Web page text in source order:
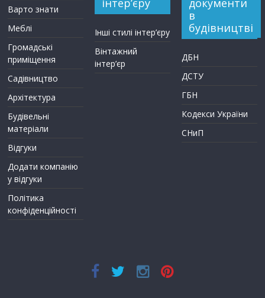
Варто знати
Меблі
Громадські
приміщення
Садівництво
Архітектура
Будівельні
матеріали
Відгуки
Додати компанію
у відгуки
Політика
конфіденційності
інтер’єру
Інші стилі інтер’єру
Вінтажний
інтер’єр
документи
в
будівництві
ДБН
ДСТУ
ГБН
Кодекси України
СНиП